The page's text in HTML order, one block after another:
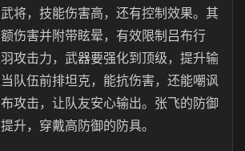
将，技能伤害高，还有控制效果。其
伤害并附带眩晕，有效限制吕布行
攻击力，武器要强化到顶级，提升输
队伍前排坦克，能抗伤害，还能嘲讽
攻击，让队友安心输出。张飞的防御
升，穿戴高防御的防具。